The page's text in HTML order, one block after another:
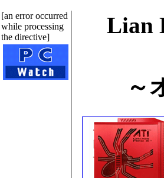
[an error occurred
while processing
the directive]
Lian
～